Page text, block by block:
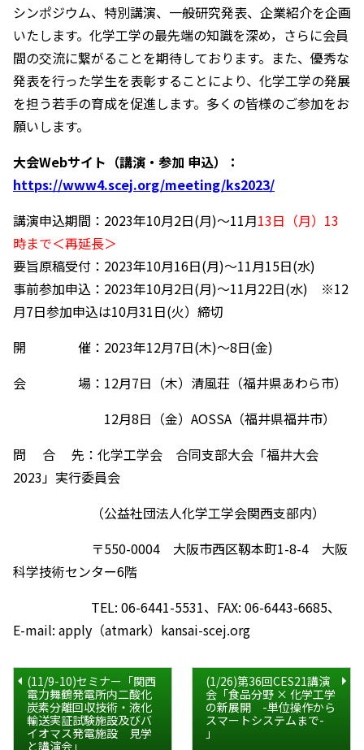
シンポジウム、特別講演、一般研究発表、企業紹介を企画
いたします。化学工学の最先端の知識を深め，さらに会員
間の交流に繋がることを期待しております。また、優秀な
発表を行った学生を表彰することにより、化学工学の発展
を担う若手の育成を促進します。多くの皆様のご参加をお
願いします。
大会Webサイト（講演・参加 申込）：
https://www4.scej.org/meeting/ks2023/
講演申込期間：2023年10月2日(月)～11月13日（月）13
時まで＜再延長＞
要旨原稿受付：2023年10月16日(月)～11月15日(水)
事前参加申込：2023年10月2日(月)～11月22日(水) ※12
月7日参加申込は10月31日(火）締切
開 催：2023年12月7日(木)～8日(金)
会 場：12月7日（木）清風荘（福井県あわら市）
12月8日（金）AOSSA（福井県福井市）
問 合 先：化学工学会 合同支部大会「福井大会
2023」実行委員会
（公益社団法人化学工学会関西支部内）
〒550-0004 大阪市西区靱本町1-8-4 大阪
科学技術センター6階
TEL: 06-6441-5531、FAX: 06-6443-6685、
E-mail: apply（atmark）kansai-scej.org
(11/9-10)セミナー「関西
電力舞鶴発電所内二酸化
炭素分離回収技術・液化
輸送実証試験施設及びバ
イオマス発電施設 見学
と講演会」
(1/26)第36回CES21講演
会「食品分野 × 化学工学
の新展開 -単位操作から
スマートシステムまで-
」